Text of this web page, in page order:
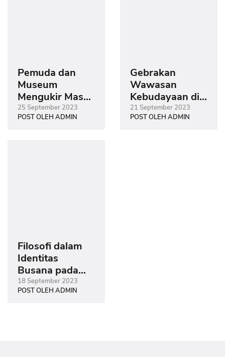
Pemuda dan
Museum
Mengukir Masa
Depan melalui
Budaya dan
25 September 2023
POST OLEH ADMIN
Gebrakan
Wawasan
Kebudayaan di
Era Gempuran
Digitalisasi
21 September 2023
POST OLEH ADMIN
Filosofi dalam
Identitas
Busana pada
Tradisi Daur
Hidup Mitoni
18 September 2023
POST OLEH ADMIN